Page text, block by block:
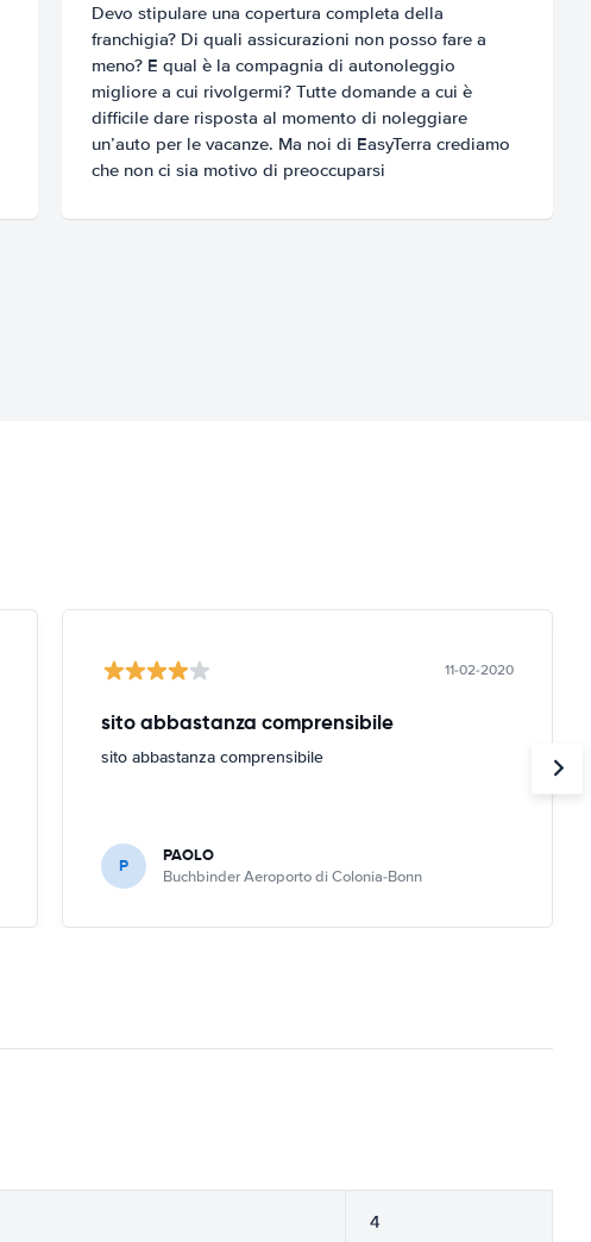
Devo stipulare una copertura completa della
franchigia? Di quali assicurazioni non posso fare a
meno? E qual è la compagnia di autonoleggio
migliore a cui rivolgermi? Tutte domande a cui è
difficile dare risposta al momento di noleggiare
un’auto per le vacanze. Ma noi di EasyTerra crediamo
che non ci sia motivo di preoccuparsi
11-02-2020
sito abbastanza comprensibile
sito abbastanza comprensibile
P PAOLO
Buchbinder Aeroporto di Colonia-Bonn
4